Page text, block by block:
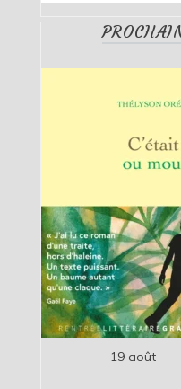
19 août